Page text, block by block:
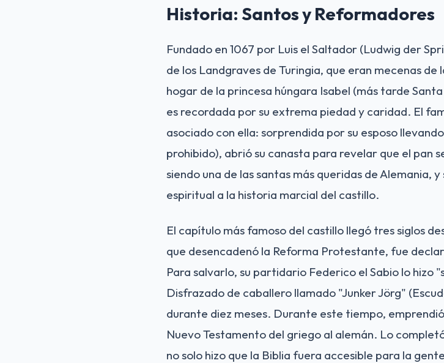
Historia: Santos y Reformadores
Fundado en 1067 por Luis el Saltador (Ludwig der
de los Landgraves de Turingia, que eran mecenas
hogar de la princesa húngara Isabel (más tarde
es recordada por su extrema piedad y caridad. El
asociado con ella: sorprendida por su esposo
prohibido), abrió su canasta para revelar que el pan
siendo una de las santas más queridas de Alemania,
espiritual a la historia marcial del castillo.
El capítulo más famoso del castillo llegó tres siglos
que desencadenó la Reforma Protestante, fue
Para salvarlo, su partidario Federico el Sabio lo
Disfrazado de caballero llamado "Junker Jörg"
durante diez meses. Durante este tiempo,
Nuevo Testamento del griego al alemán. Lo
no solo hizo que la Biblia fuera accesible para la